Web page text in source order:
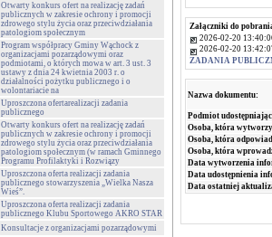
Otwarty konkurs ofert na realizację zadań
publicznych w zakresie ochrony i promocji
zdrowego stylu życia oraz przeciwdziałania
patologiom społecznym
Program współpracy Gminy Wąchock z
organizacjami pozarządowymi oraz
podmiotami, o których mowa w art. 3 ust. 3
ustawy z dnia 24 kwietnia 2003 r. o
działalności pożytku publicznego i o
wolontariacie na
Uproszczona ofertarealizacji zadania
publicznego
Otwarty konkurs ofert na realizację zadań
publicznych w zakresie ochrony i promocji
zdrowego stylu życia oraz przeciwdziałania
patologiom społecznym (w ramach Gminnego
Programu Profilaktyki i Rozwiązy
Uproszczona oferta realizacji zadania
publicznego stowarzyszenia „Wielka Nasza
Wieś”.
Uproszczona oferta realizacji zadania
publicznego Klubu Sportowego AKRO STAR
Konsultacje z organizacjami pozarządowymi
Załączniki do
2026-02-20
2026-02-20
ZADANIA
Nazwa dokumentu:
Podmiot
Osoba, która
Osoba, która
Osoba, która
Data wytworzenia
Data udostępnienia
Data ostatniej